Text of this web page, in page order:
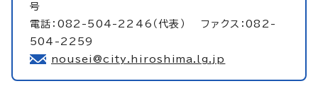
号
電話：082-504-2246（代表） ファクス：082-
504-2259
nousei@city.hiroshima.lg.jp